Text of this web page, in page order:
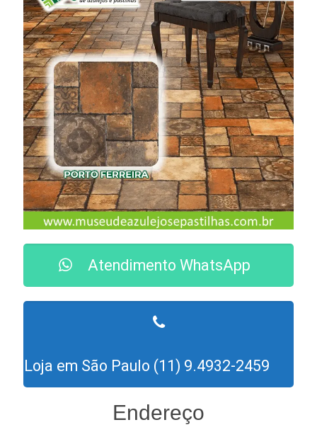
Atendimento WhatsApp
Loja em São Paulo (11) 9.4932-2459
Endereço